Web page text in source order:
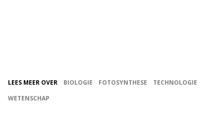
LEES MEER OVER BIOLOGIE FOTOSYNTHESE
TECHNOLOGIE
WETENSCHAP